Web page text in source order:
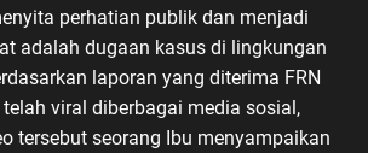
perhatian publik dan menjadi
adalah dugaan kasus di lingkungan
laporan yang diterima FRN
viral diberbagai media sosial,
tersebut seorang Ibu menyampaikan